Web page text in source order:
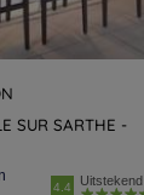
SUR SARTHE -
4.4 Uitstekend